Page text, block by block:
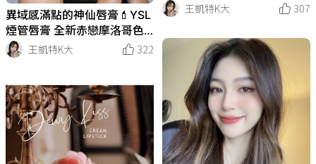
王凱特K大
307
異域感滿點的神仙唇膏💄YSL
煙管唇膏 全新赤戀摩洛哥色
選
王凱特K大 322